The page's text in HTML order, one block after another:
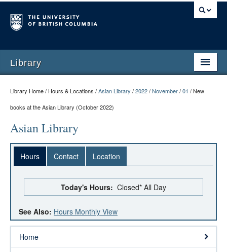
Library
Library Home / Hours & Locations /Asian Library /2022/November/01 /New
books at the Asian Library (October 2022)
Asian Library
Hours Contact Location
Today's Hours: Closed* All Day
See Also: Hours Monthly View
Home